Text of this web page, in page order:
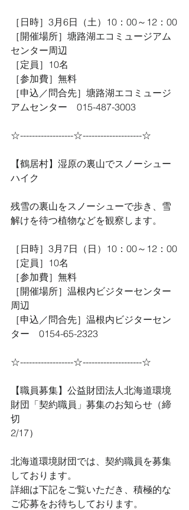
［日時］3月6日（土）10：00～12：00
［開催場所］塘路湖エコミュージアム
センター周辺
［定員］10名
［参加費］無料
［申込／問合先］塘路湖エコミュージ
アムセンター　015-487-3003
☆------------------☆--------------------☆
【鶴居村】湿原の裏山でスノーシュー
ハイク
残雪の裏山をスノーシューで歩き、雪
解けを待つ植物などを観察します。
［日時］3月7日（日）10：00～12：00
［定員］10名
［参加費］無料
［開催場所］温根内ビジターセンター
周辺
［申込／問合先］温根内ビジターセン
ター　0154-65-2323
☆------------------☆--------------------☆
【職員募集】公益財団法人北海道環境
財団「契約職員」募集のお知らせ（締
切
2/17）
北海道環境財団では、契約職員を募集
しております。
詳細は下記をご覧いただき、積極的な
ご応募をお待ちしております。